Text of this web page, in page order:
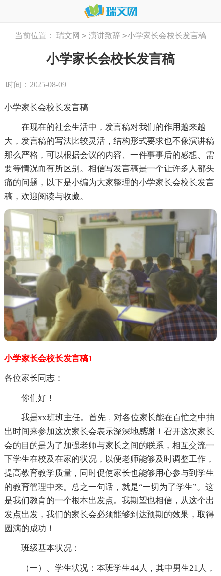
当前位置： 瑞文网 > 演讲致辞 >小学家长会校长发言稿
小学家长会校长发言稿
时间：2025-08-09
小学家长会校长发言稿
在现在的社会生活中，发言稿对我们的作用越来越
大，发言稿的写法比较灵活，结构形式要求也不像演讲稿
那么严格，可以根据会议的内容、一件事事后的感想、需
要等情况而有所区别。相信写发言稿是一个让许多人都头
痛的问题，以下是小编为大家整理的小学家长会校长发言
稿，欢迎阅读与收藏。
小学家长会校长发言稿1
各位家长同志：
你们好！
我是xx班班主任。首先，对各位家长能在百忙之中抽
出时间来参加这次家长会表示深深地感谢！召开这次家长
会的目的是为了加强老师与家长之间的联系，相互交流一
下学生在校及在家的状况，以便老师能够及时调整工作，
提高教育教学质量，同时促使家长也能够用心参与到学生
的教育管理中来。总之一句话，就是“一切为了学生”。这
是我们教育的一个根本出发点。我期望也相信，从这个出
发点出发，我们的家长会必须能够到达预期的效果，取得
圆满的成功！
班级基本状况：
（一）、学生状况：本班学生44人，其中男生21人，